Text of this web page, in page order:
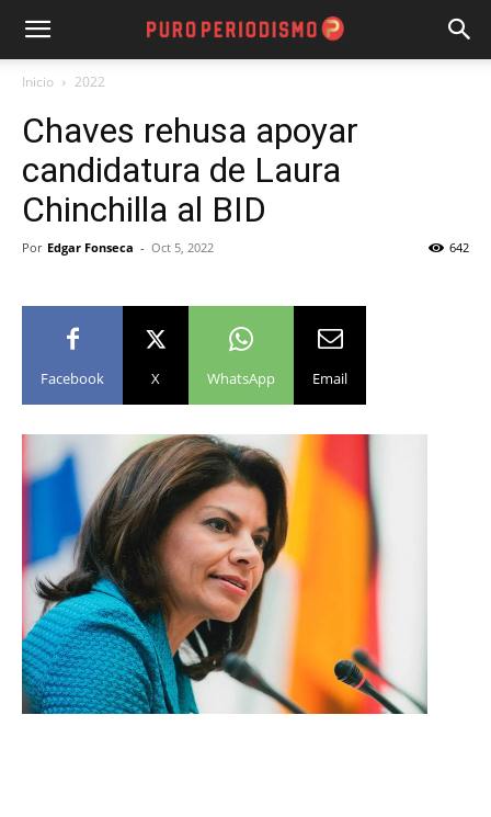
Inicio 2022
Chaves rehusa apoyar
candidatura de Laura
Chinchilla al BID
Por Edgar Fonseca - Oct 5, 2022 642
Facebook X WhatsApp Email